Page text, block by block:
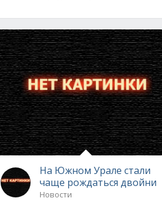
На Южном Урале стали
чаще рождаться двойни
Новости